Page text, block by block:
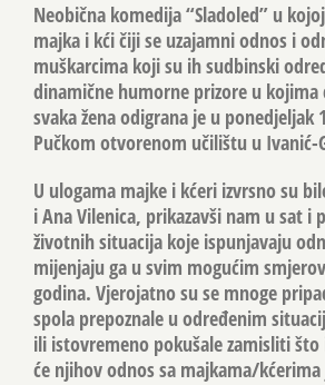
Neobična komedija “Sladoled” u
majka i kći čiji se uzajamni odnos i
muškarcima koji su ih sudbinski
dinamične humorne prizore u kojima
svaka žena odigrana je u ponedjeljak
Pučkom otvorenom učilištu u Ivanić-
U ulogama majke i kćeri izvrsno su
iAna Vilenica, prikazavši nam u sat i
životnih situacija koje ispunjavaju
mijenjaju ga u svim mogućim
godina. Vjerojatno su se mnoge
spola prepoznale u određenim
ili istovremeno pokušale zamisliti što
će njihov odnos sa majkama/